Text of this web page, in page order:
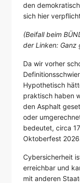
den
sich hier
(Beifall beim
der Linken: Ganz
Da wir vorher
Hypothetisch
praktisch haben
den Asphalt
oder
bedeutet, circa
Oktoberfest
Cybersicherheit
erreichbar und
mit anderen